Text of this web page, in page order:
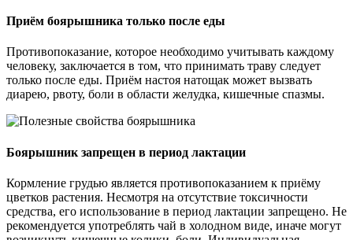
Приём боярышника только после еды
Противопоказание, которое необходимо учитывать каждому
человеку, заключается в том, что принимать траву следует
только после еды. Приём настоя натощак может вызвать
диарею, рвоту, боли в области желудка, кишечные спазмы.
Боярышник запрещен в период лактации
Кормление грудью является противопоказанием к приёму
цветков растения. Несмотря на отсутствие токсичности
средства, его использование в период лактации запрещено. Не
рекомендуется употреблять чай в холодном виде, иначе могут